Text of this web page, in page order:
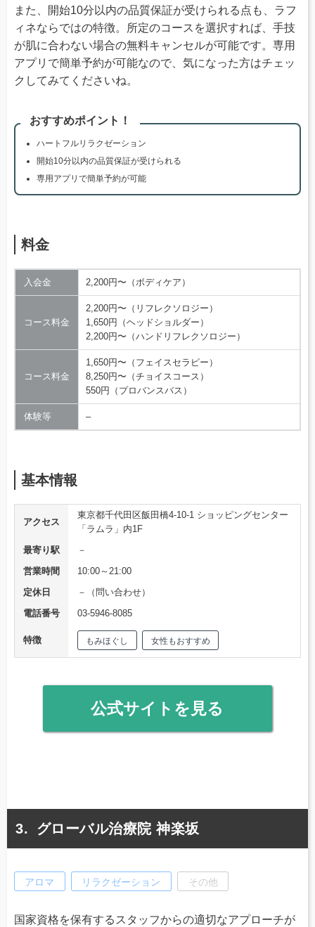
また、開始10分以内の品質保証が受けられる点も、ラフ
ィネならではの特徴。所定のコースを選択すれば、手技
が肌に合わない場合の無料キャンセルが可能です。専用
アプリで簡単予約が可能なので、気になった方はチェッ
クしてみてくださいね。
おすすめポイント！
ハートフルリラクゼーション
開始10分以内の品質保証が受けられる
専用アプリで簡単予約が可能
料金
入会金 2,200円〜（ボディケア）
コース料金
2,200円〜（リフレクソロジー）
1,650円（ヘッドショルダー）
2,200円〜（ハンドリフレクソロジー）
コース料金
1,650円〜（フェイスセラピー）
8,250円〜（チョイスコース）
550円（プロバンスバス）
体験等 –
基本情報
アクセス
東京都千代田区飯田橋4-10-1 ショッピングセンター
「ラムラ」内1F
最寄り駅
－
営業時間
10:00～21:00
定休日
－（問い合わせ）
電話番号
03-5946-8085
特徴 もみほぐし 女性もおすすめ
公式サイトを見る
グローバル治療院 神楽坂
アロマ リラクゼーション その他
国家資格を保有するスタッフからの適切なアプローチが